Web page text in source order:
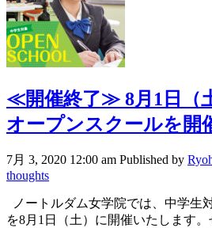
≪開催終了≫8月1日（
オープンスクールを開
7月 3, 2020 12:00 am Published by
thoughts
ノートルダム女学院では、中学生
を8月1日（土）に開催いたします